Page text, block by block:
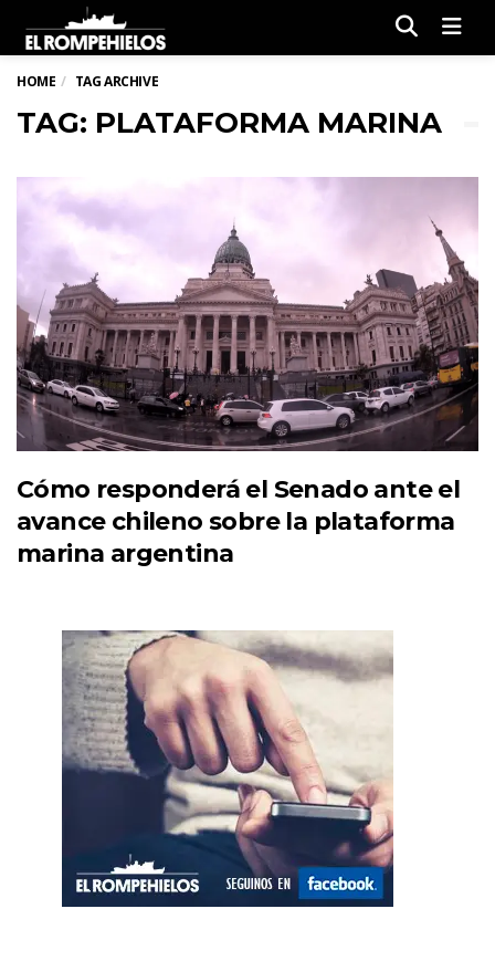
HOME TAG ARCHIVE
TAG: PLATAFORMA MARINA
Cómo responderá el Senado ante el
avance chileno sobre la plataforma
marina argentina